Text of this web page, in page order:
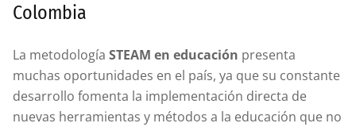
Colombia
La metodología STEAM en educación presenta
muchas oportunidades en el país, ya que su constante
desarrollo fomenta la implementación directa de
nuevas herramientas y métodos a la educación que no